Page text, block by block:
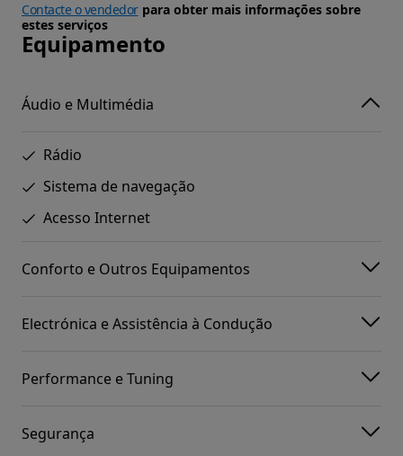
Contacte o vendedorpara obter mais informações sobre
estes serviços
Equipamento
Áudio e Multimédia
Rádio
Sistema de navegação
Acesso Internet
Conforto e Outros Equipamentos
Electrónica e Assistência à Condução
Performance e Tuning
Segurança